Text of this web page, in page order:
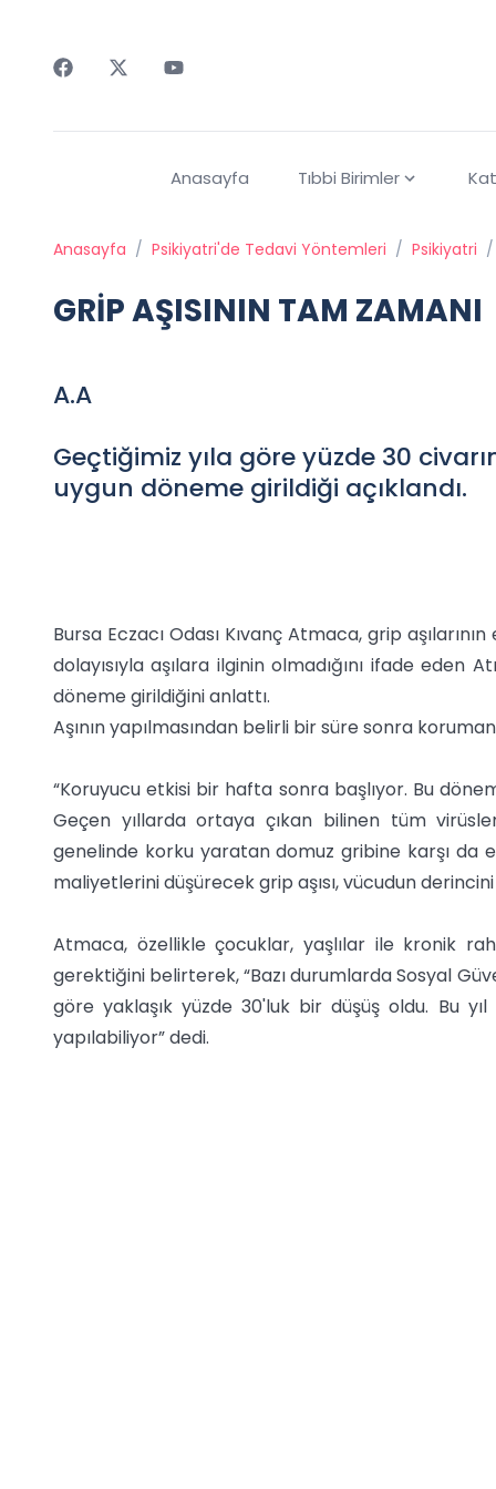
Anasayfa Tıbbi Birimler
Anasayfa / Psikiyatri'de Tedavi Yöntemleri / Psikiyatri /
GRİP AŞISININ TAM ZAMANI
A.A
Geçtiğimiz yıla göre yüzde 30
uygun döneme girildiği açıklandı.
Bursa Eczacı Odası Kıvanç Atmaca, grip
dolayısıyla aşılara ilginin olmadığını ifade eden
döneme girildiğini anlattı.
Aşının yapılmasından belirli bir süre sonra
“Koruyucu etkisi bir hafta sonra başlıyor. Bu
Geçen yıllarda ortaya çıkan bilinen tüm
genelinde korku yaratan domuz gribine karşı da
maliyetlerini düşürecek grip aşısı, vücudun derincini
Atmaca, özellikle çocuklar, yaşlılar ile kronik
gerektiğini belirterek, “Bazı durumlarda Sosyal
göre yaklaşık yüzde 30'luk bir düşüş oldu. Bu
yapılabiliyor” dedi.